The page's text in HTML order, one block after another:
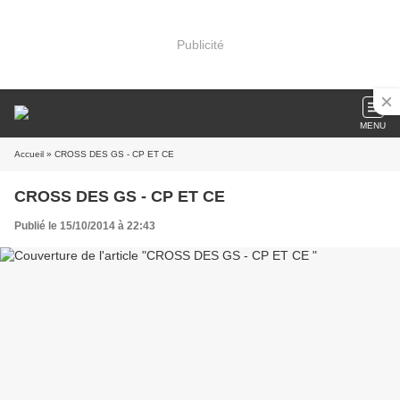
Publicité
MENU
Accueil » CROSS DES GS - CP ET CE
CROSS DES GS - CP ET CE
Publié le 15/10/2014 à 22:43